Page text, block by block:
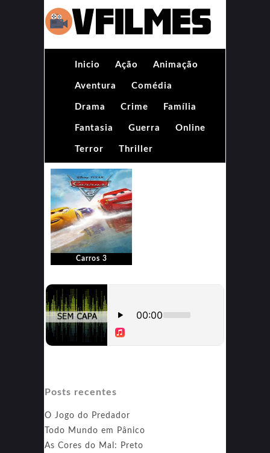
Inicio Ação Animação
Aventura Comédia
Drama Crime Família
Fantasia Guerra Online
Terror Thriller
Carros 3
Posts recentes
O Jogo do Predador
Todo Mundo em Pânico
As Cores do Mal: Preto